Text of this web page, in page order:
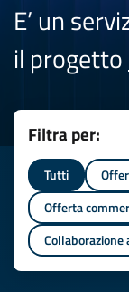
E’ un
il progetto
Filtra per:
Tutti
Offerta
Collaborazione